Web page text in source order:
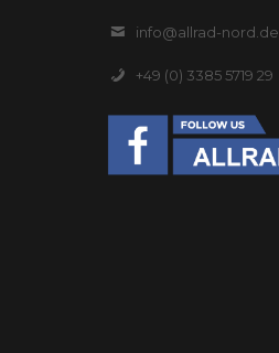
info@allrad-nord.de
+49 (0) 3385 5719 29